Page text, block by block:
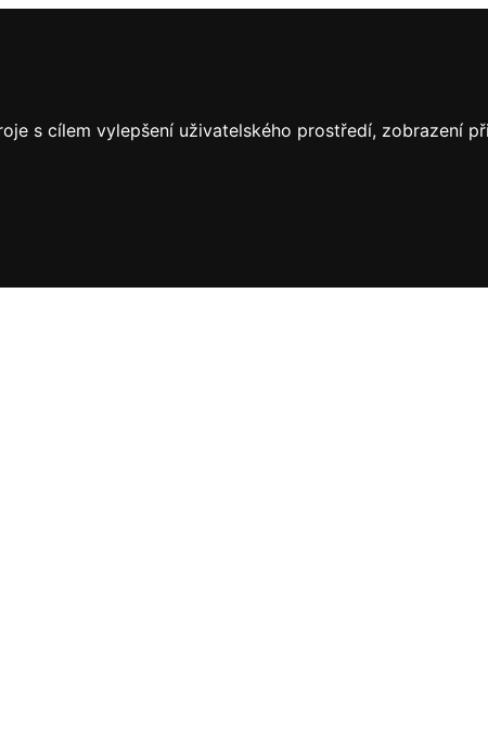
s cílem vylepšení uživatelského prostředí, zobrazení